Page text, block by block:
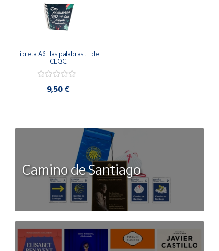
Libreta A6 "las palabras..." de
CLQQ
9,50 €
Camino de Santiago